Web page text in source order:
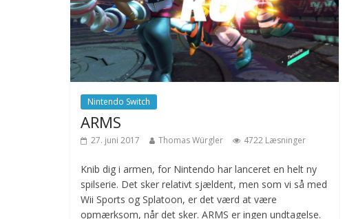
Nintendo Switch
ARMS
27. juni 2017 Thomas Würgler 4722 Læsninger
Knib dig i armen, for Nintendo har lanceret en helt ny
spilserie. Det sker relativt sjældent, men som vi så med
Wii Sports og Splatoon, er det værd at være
opmærksom, når det sker. ARMS er ingen undtagelse.